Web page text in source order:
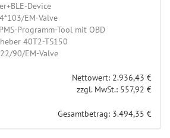
Device
EM-Valve
Programm-Tool mit OBD
40T2-TS150
90/EM-Valve
Nettowert: 2.936,43 €
zzgl. MwSt.: 557,92 €
Gesamtbetrag: 3.494,35 €